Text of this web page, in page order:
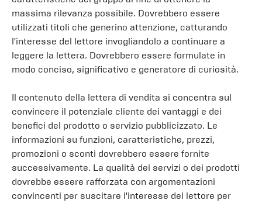
massima rilevanza possibile. Dovrebbero essere
utilizzati titoli che generino attenzione, catturando
l'interesse del lettore invogliandolo a continuare a
leggere la lettera. Dovrebbero essere formulate in
modo conciso, significativo e generatore di curiosità.
Il contenuto della lettera di vendita si concentra sul
convincere il potenziale cliente dei vantaggi e dei
benefici del prodotto o servizio pubblicizzato. Le
informazioni su funzioni, caratteristiche, prezzi,
promozioni o sconti dovrebbero essere fornite
successivamente. La qualità dei servizi o dei prodotti
dovrebbe essere rafforzata con argomentazioni
convincenti per suscitare l'interesse del lettore per